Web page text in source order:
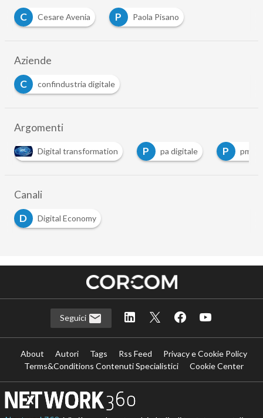
C
Cesare Avenia P Paola Pisano
Aziende
C
confindustria digitale
Argomenti
Digital transformation P pa digitale P pmi
Canali
D
Digital Economy
Seguici
About Autori Tags Rss Feed
Privacy e Cookie Policy
Terms&Conditions Contenuti Specialistici
Cookie Center